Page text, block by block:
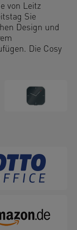
von Leitz
Sie
Design und
Die Cosy
und
für Ihr
ganzen Tag
einen
Zahlen